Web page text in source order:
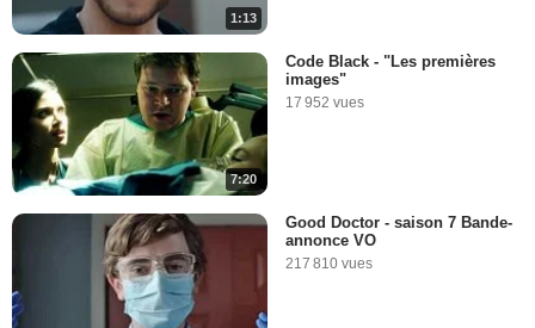
1:13
7:20
Code Black - "Les premières
images"
17 952 vues
Good Doctor - saison 7 Bande-
annonce VO
217 810 vues